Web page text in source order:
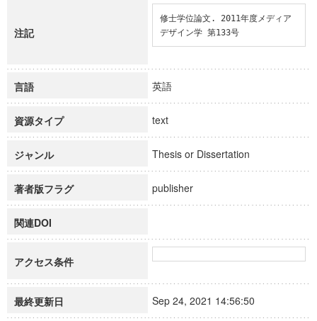
注記
修士学位論文. 2011年度メディア
デザイン学 第133号
言語 英語
資源タイプ text
ジャンル Thesis or Dissertation
著者版フラグ publisher
関連DOI
アクセス条件
最終更新日 Sep 24, 2021 14:56:50